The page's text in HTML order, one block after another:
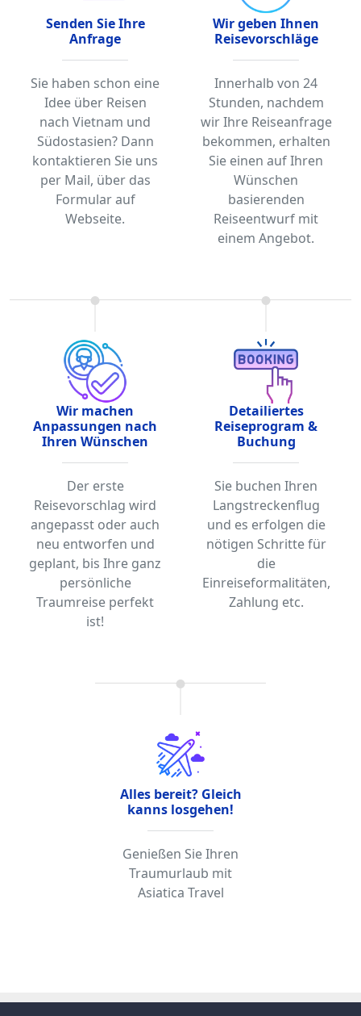
Senden Sie Ihre
Anfrage
Sie haben schon eine
Idee über Reisen
nach Vietnam und
Südostasien? Dann
kontaktieren Sie uns
per Mail, über das
Formular auf
Webseite.
Wir geben Ihnen
Reisevorschläge
Innerhalb von 24
Stunden, nachdem
wir Ihre Reiseanfrage
bekommen, erhalten
Sie einen auf Ihren
Wünschen
basierenden
Reiseentwurf mit
einem Angebot.
Wir machen
Anpassungen nach
Ihren Wünschen
Der erste
Reisevorschlag wird
angepasst oder auch
neu entworfen und
geplant, bis Ihre ganz
persönliche
Traumreise perfekt
ist!
Detailiertes
Reiseprogram &
Buchung
Sie buchen Ihren
Langstreckenflug
und es erfolgen die
nötigen Schritte für
die
Einreiseformalitäten,
Zahlung etc.
Alles bereit? Gleich
kanns losgehen!
Genießen Sie Ihren
Traumurlaub mit
Asiatica Travel